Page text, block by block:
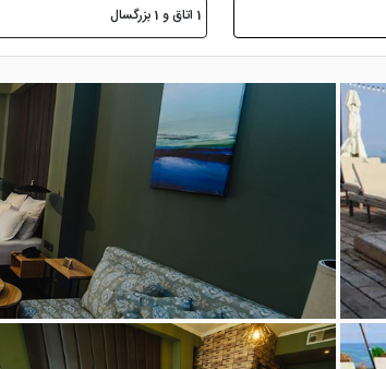
1 اتاق و 1 بزرگسال